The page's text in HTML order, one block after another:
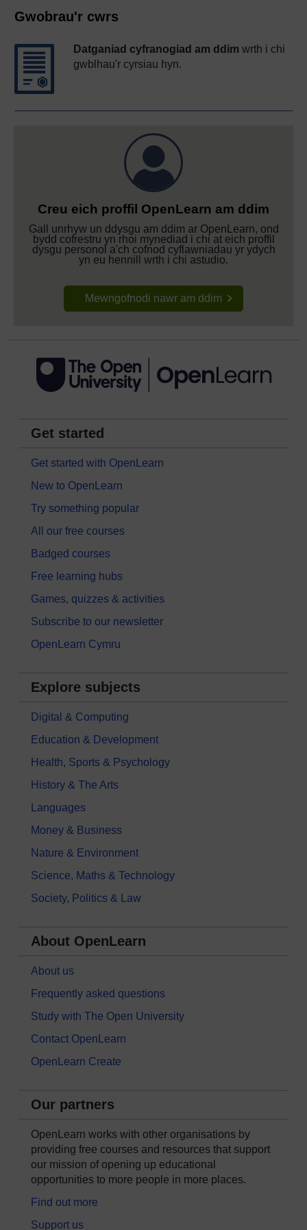
Gwobrau'r cwrs
Datganiad cyfranogiad am ddim wrth i chi
gwblhau'r cyrsiau hyn.
Creu eich proffil OpenLearn am ddim
Gall unrhyw un ddysgu am ddim ar OpenLearn, ond
bydd cofrestru yn rhoi mynediad i chi at eich proffil
dysgu personol a'ch cofnod cyflawniadau yr ydych
yn eu hennill wrth i chi astudio.
Mewngofnodi nawr am ddim
Get started
Get started with OpenLearn
New to OpenLearn
Try something popular
All our free courses
Badged courses
Free learning hubs
Games, quizzes & activities
Subscribe to our newsletter
OpenLearn Cymru
Explore subjects
Digital & Computing
Education & Development
Health, Sports & Psychology
History & The Arts
Languages
Money & Business
Nature & Environment
Science, Maths & Technology
Society, Politics & Law
About OpenLearn
About us
Frequently asked questions
Study with The Open University
Contact OpenLearn
OpenLearn Create
Our partners
OpenLearn works with other organisations by
providing free courses and resources that support
our mission of opening up educational
opportunities to more people in more places.
Find out more
Support us